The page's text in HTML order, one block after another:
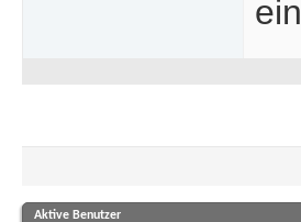
Aktive Benutzer